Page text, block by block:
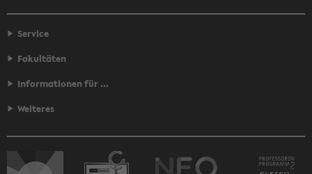
Service
Fakultäten
Informationen für ...
Weiteres